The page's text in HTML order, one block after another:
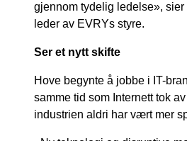
gjennom tydelig ledelse», sier
leder av EVRYs styre.
Ser et nytt skifte
Hove begynte å jobbe i IT-
samme tid som Internett tok
industrien aldri har vært mer